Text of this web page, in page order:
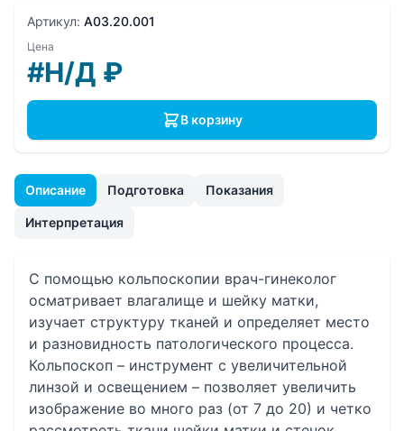
Описание Подготовка Показания
Интерпретация
С помощью кольпоскопии врач-гинеколог
осматривает влагалище и шейку матки,
изучает структуру тканей и определяет место
и разновидность патологического процесса.
Кольпоскоп – инструмент с увеличительной
линзой и освещением – позволяет увеличить
изображение во много раз (от 7 до 20) и четко
Артикул: A03.20.001
Цена
#Н/Д ₽
В корзину